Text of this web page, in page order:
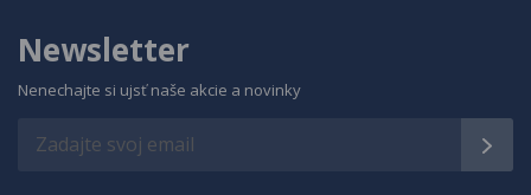
Newsletter
Nenechajte si ujsť naše akcie a novinky